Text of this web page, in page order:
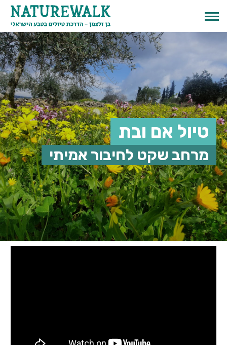
English
טיול אם ובת
מרחב שקט לחיבור אמיתי